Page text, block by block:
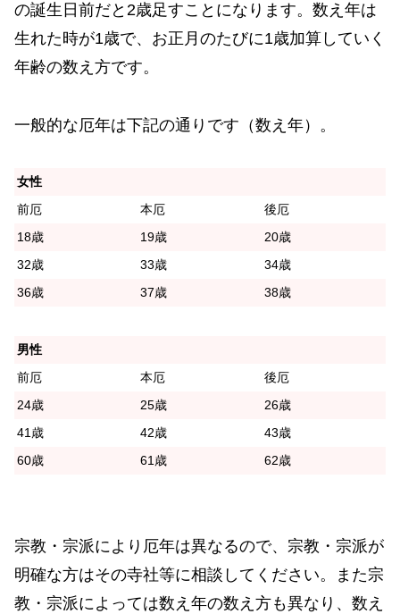
の誕生日前だと2歳足すことになります。数え年は
生れた時が1歳で、お正月のたびに1歳加算していく
年齢の数え方です。
一般的な厄年は下記の通りです（数え年）。
女性
前厄
本厄
後厄
18歳
19歳
20歳
32歳
33歳
34歳
36歳
37歳 38歳
男性
前厄
本厄
後厄
24歳
25歳
26歳
41歳
42歳
43歳
60歳
61歳 62歳
宗教・宗派により厄年は異なるので、宗教・宗派が
明確な方はその寺社等に相談してください。また宗
教・宗派によっては数え年の数え方も異なり、数え